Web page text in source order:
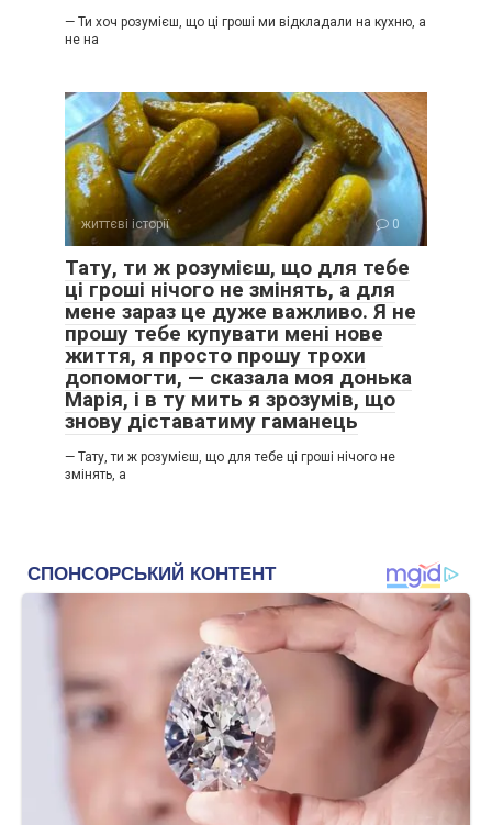
— Ти хоч розумієш, що ці гроші ми відкладали на кухню, а
не на
життєві історії 0
Тату, ти ж розумієш, що для тебе
ці гроші нічого не змінять, а для
мене зараз це дуже важливо. Я не
прошу тебе купувати мені нове
життя, я просто прошу трохи
допомогти, — сказала моя донька
Марія, і в ту мить я зрозумів, що
знову діставатиму гаманець
— Тату, ти ж розумієш, що для тебе ці гроші нічого не
змінять, а